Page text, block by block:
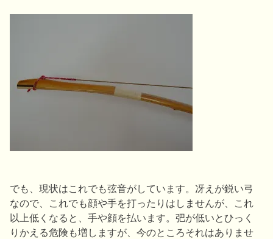
でも、現状はこれでも弦音がしています。冴えが鋭い弓
なので、これでも顔や手を打ったりはしませんが、これ
以上低くなると、手や顔を払います。弝が低いとひっく
りかえる危険も増しますが、今のところそれはありませ